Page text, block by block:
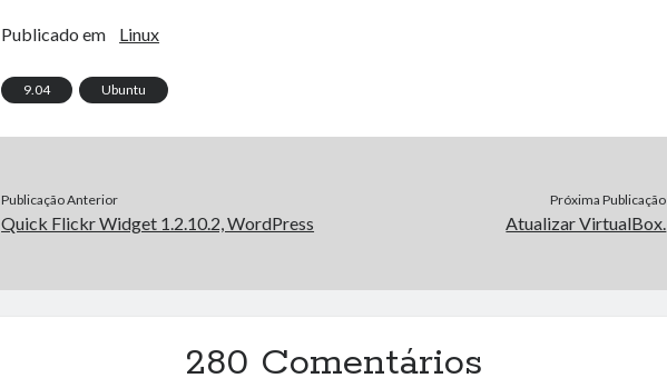
Publicado em Linux
9.04 Ubuntu
Publicação Anterior
Quick Flickr Widget 1.2.10.2, WordPress
Próxima Publicação
Atualizar VirtualBox.
280 Comentários